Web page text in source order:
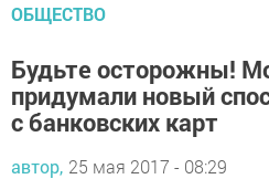
ОБЩЕСТВО
Будьте осторожны!
придумали новый
с банковских карт
автор, 25 мая 2017 - 08:29